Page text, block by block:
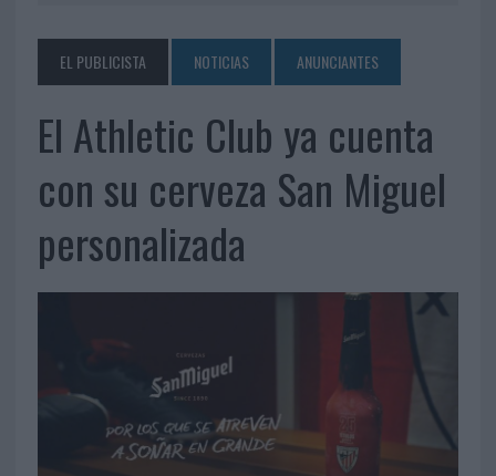
EL PUBLICISTA NOTICIAS ANUNCIANTES
El Athletic Club ya cuenta
con su cerveza San Miguel
personalizada